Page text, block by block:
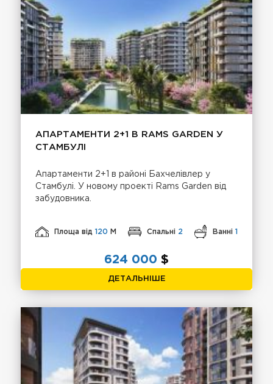
АПАРТАМЕНТИ 2+1 В RAMS GARDEN У
СТАМБУЛІ
Апартаменти 2+1 в районі Бахчелівлер у
Стамбулі. У новому проекті Rams Garden від
забудовника.
Площа від120 М Спальні 2 Ванні 1
624 000 $
ДЕТАЛЬНІШЕ